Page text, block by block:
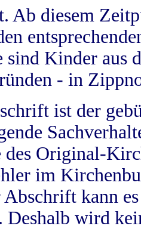
Ab diesem
sind Kinder aus
- in
ist der
Original-
im
kann
Deshalb wird